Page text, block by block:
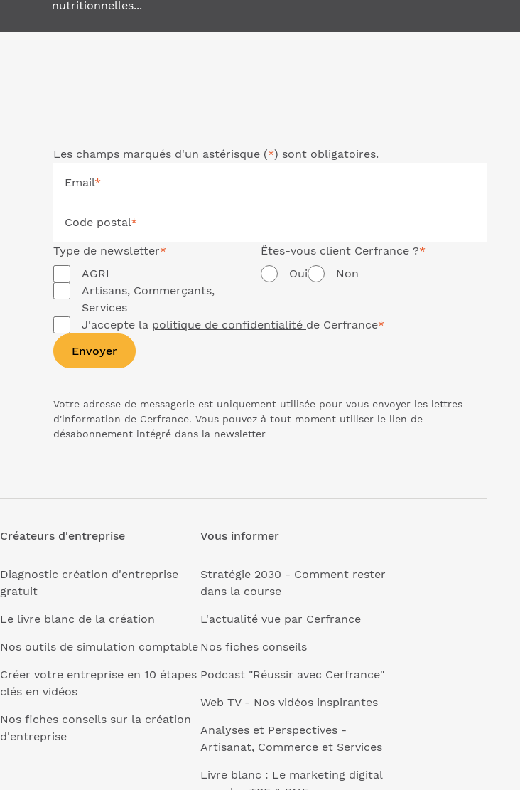
nutritionnelles...
Les champs marqués d'un astérisque (*) sont obligatoires.
Email*
Code postal*
Type de newsletter*
AGRI
Artisans, Commerçants,
Services
Êtes-vous client Cerfrance ?*
Oui
Non
J'accepte la politique de confidentialité de Cerfrance*
Envoyer
Votre adresse de messagerie est uniquement utilisée pour vous envoyer les lettres
d'information de Cerfrance. Vous pouvez à tout moment utiliser le lien de
désabonnement intégré dans la newsletter
Créateurs d'entreprise
Diagnostic création d'entreprise
gratuit
Le livre blanc de la création
Nos outils de simulation comptable
Créer votre entreprise en 10 étapes
clés en vidéos
Nos fiches conseils sur la création
d'entreprise
Vous informer
Stratégie 2030 - Comment rester
dans la course
L'actualité vue par Cerfrance
Nos fiches conseils
Podcast "Réussir avec Cerfrance"
Web TV - Nos vidéos inspirantes
Analyses et Perspectives -
Artisanat, Commerce et Services
Livre blanc : Le marketing digital